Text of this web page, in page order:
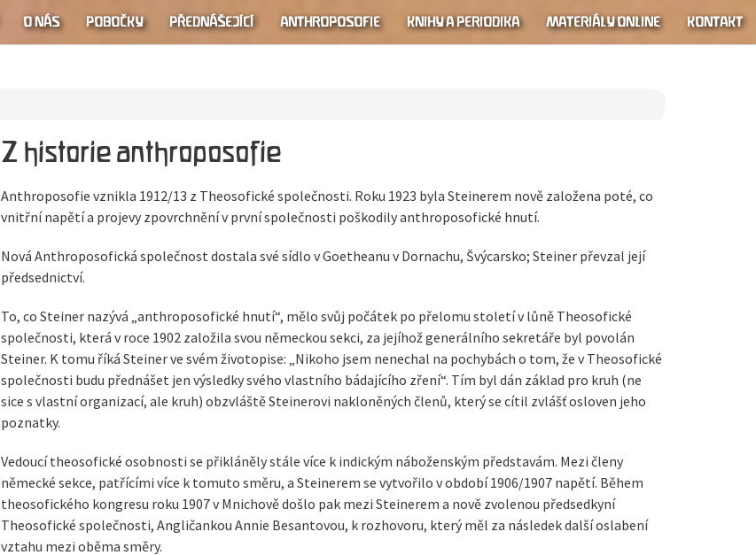
O NÁS POBOČKY PŘEDNÁŠEJÍCÍ ANTHROPOSOFIE KNIHY A PERIODIKA MATERIÁLY ONLINE KONTAKT
Z historie anthroposofie
Anthroposofie vznikla 1912/13 z Theosofické společnosti. Roku 1923 byla Steinerem nově založena poté, co
vnitřní napětí a projevy zpovrchnění v první společnosti poškodily anthroposofické hnutí.
Nová Anthroposofická společnost dostala své sídlo v Goetheanu v Dornachu, Švýcarsko; Steiner převzal její
předsednictví.
To, co Steiner nazývá „anthroposofické hnutí“, mělo svůj počátek po přelomu století v lůně Theosofické
společnosti, která v roce 1902 založila svou německou sekci, za jejíhož generálního sekretáře byl povolán
Steiner. K tomu říká Steiner ve svém životopise: „Nikoho jsem nenechal na pochybách o tom, že v Theosofické
společnosti budu přednášet jen výsledky svého vlastního bádajícího zření“. Tím byl dán základ pro kruh (ne
sice s vlastní organizací, ale kruh) obzvláště Steinerovi nakloněných členů, který se cítil zvlášť osloven jeho
poznatky.
Vedoucí theosofické osobnosti se přikláněly stále více k indickým náboženským představám. Mezi členy
německé sekce, patřícími více k tomuto směru, a Steinerem se vytvořilo v období 1906/1907 napětí. Během
theosofického kongresu roku 1907 v Mnichově došlo pak mezi Steinerem a nově zvolenou předsedkyní
Theosofické společnosti, Angličankou Annie Besantovou, k rozhovoru, který měl za následek další oslabení
vztahu mezi oběma směry.